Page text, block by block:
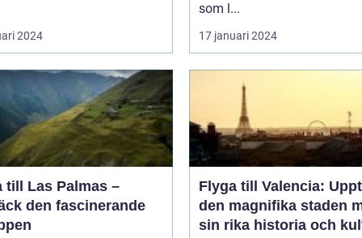
2024
som l...
17 januari 2024
till Las Palmas –
den fascinerande
Flyga till Valencia:
den magnifika staden
sin rika historia och